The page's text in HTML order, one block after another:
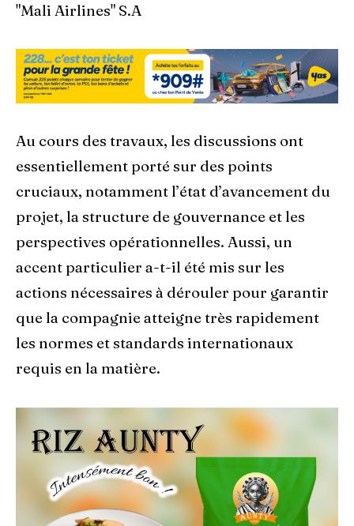
"Mali Airlines" S.A
Au cours des travaux, les discussions ont
essentiellement porté sur des points
cruciaux, notamment l’état d’avancement du
projet, la structure de gouvernance et les
perspectives opérationnelles. Aussi, un
accent particulier a-t-il été mis sur les
actions nécessaires à dérouler pour garantir
que la compagnie atteigne très rapidement
les normes et standards internationaux
requis en la matière.